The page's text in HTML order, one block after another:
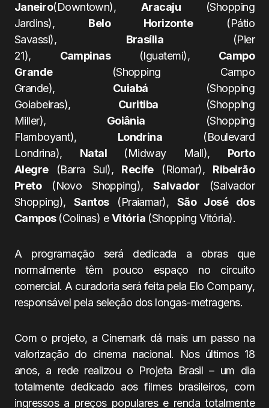
Janeiro(Downtown), Aracaju (Shopping
Jardins), Belo Horizonte(Pátio
Savassi), Brasília (Pier
21), Campinas(Iguatemi), Campo
Grande(Shopping Campo
Grande), Cuiabá (Shopping
Goiabeiras), Curitiba (Shopping
Miller), Goiânia (Shopping
Flamboyant), Londrina (Boulevard
Londrina), Natal (Midway Mall), Porto
Alegre(Barra Sul), Recife(Riomar), Ribeirão
Preto(Novo Shopping),Salvador (Salvador
Shopping), Santos(Praiamar), São José dos
Campos (Colinas) eVitória (Shopping Vitória).
A programação será dedicada a obras que
normalmente têm pouco espaço no circuito
comercial. A curadoria será feita pela Elo Company,
responsável pela seleção dos longas-metragens.
Com o projeto, a Cinemark dá mais um passo na
valorização do cinema nacional. Nos últimos 18
anos, a rede realizou o Projeta Brasil – um dia
totalmente dedicado aos filmes brasileiros, com
ingressos a preços populares e renda totalmente